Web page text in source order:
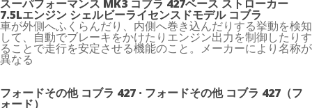
スーパフォーマンス MK3 コブラ 427ベース ストローカー
7.5Lエンジン シェルビーライセンスドモデル コブラ
車が外側へふくらんだり、内側へ巻き込んだりする挙動を検知
して、自動でブレーキをかけたりエンジン出力を制御したりす
ることで走行を安定させる機能のこと。メーカーにより名称が
異なる
フォードその他 コブラ 427 · フォードその他 コブラ 427（フ
ォード）